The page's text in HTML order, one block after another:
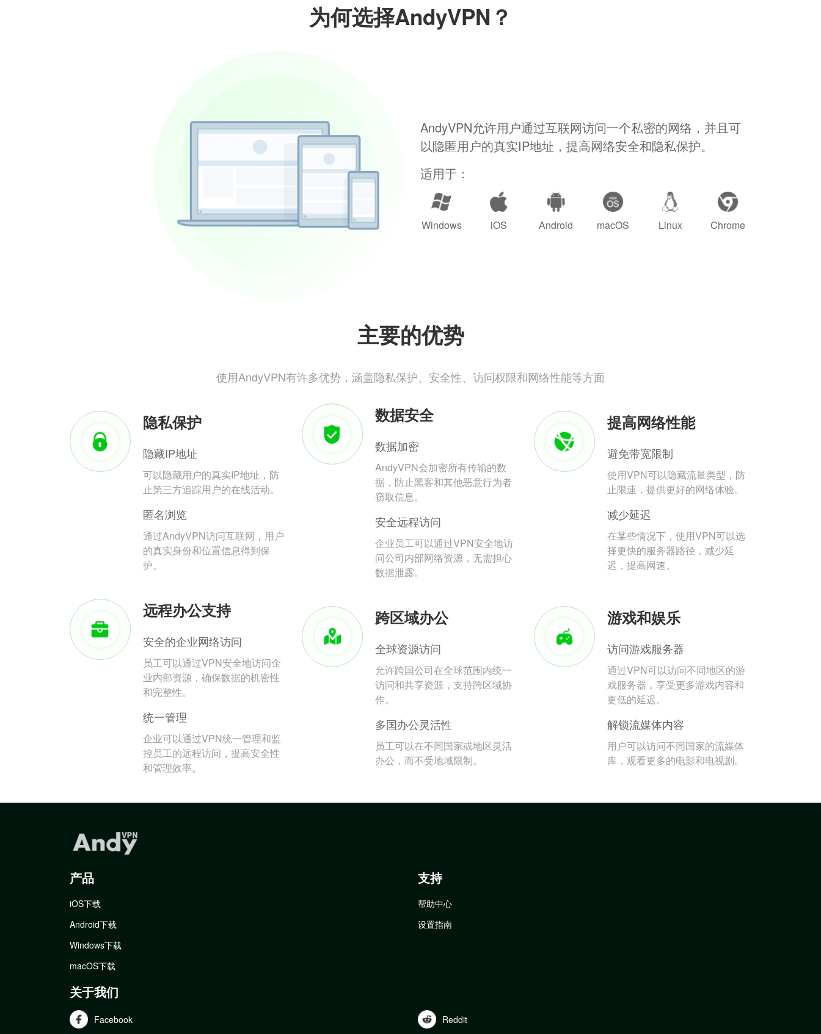
为何选择AndyVPN？
AndyVPN允许用户通过互联网访问一个私密的网络，并且可
以隐匿用户的真实IP地址，提高网络安全和隐私保护。
适用于：
Windows iOS Android macOS Linux Chrome
主要的优势
使用AndyVPN有许多优势，涵盖隐私保护、安全性、访问权限和网络性能等方面
隐私保护
隐藏IP地址
可以隐藏用户的真实IP地址，防
止第三方追踪用户的在线活动。
匿名浏览
通过AndyVPN访问互联网，用户
的真实身份和位置信息得到保
护。
数据安全
数据加密
AndyVPN会加密所有传输的数
据，防止黑客和其他恶意行为者
窃取信息。
安全远程访问
企业员工可以通过VPN安全地访
问公司内部网络资源，无需担心
数据泄露。
提高网络性能
避免带宽限制
使用VPN可以隐藏流量类型，防
止限速，提供更好的网络体验。
减少延迟
在某些情况下，使用VPN可以选
择更快的服务器路径，减少延
迟，提高网速。
远程办公支持
安全的企业网络访问
员工可以通过VPN安全地访问企
业内部资源，确保数据的机密性
和完整性。
统一管理
企业可以通过VPN统一管理和监
控员工的远程访问，提高安全性
和管理效率。
跨区域办公
全球资源访问
允许跨国公司在全球范围内统一
访问和共享资源，支持跨区域协
作。
多国办公灵活性
员工可以在不同国家或地区灵活
办公，而不受地域限制。
游戏和娱乐
访问游戏服务器
通过VPN可以访问不同地区的游
戏服务器，享受更多游戏内容和
更低的延迟。
解锁流媒体内容
用户可以访问不同国家的流媒体
库，观看更多的电影和电视剧。
产品
iOS下载
Android下载
Windows下载
macOS下载
支持
帮助中心
设置指南
关于我们
Facebook Reddit